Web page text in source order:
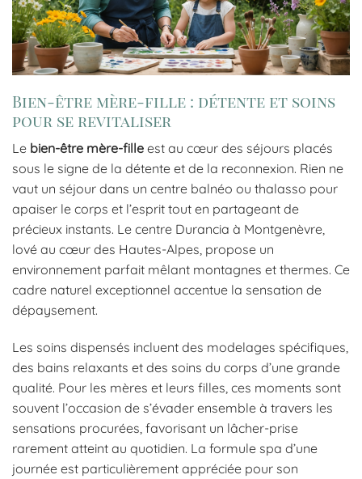
Bien-être mère-fille : détente et soins
pour se revitaliser
Le bien-être mère-fille est au cœur des séjours placés
sous le signe de la détente et de la reconnexion. Rien ne
vaut un séjour dans un centre balnéo ou thalasso pour
apaiser le corps et l’esprit tout en partageant de
précieux instants. Le centre Durancia à Montgenèvre,
lové au cœur des Hautes-Alpes, propose un
environnement parfait mêlant montagnes et thermes. Ce
cadre naturel exceptionnel accentue la sensation de
dépaysement.
Les soins dispensés incluent des modelages spécifiques,
des bains relaxants et des soins du corps d’une grande
qualité. Pour les mères et leurs filles, ces moments sont
souvent l’occasion de s’évader ensemble à travers les
sensations procurées, favorisant un lâcher-prise
rarement atteint au quotidien. La formule spa d’une
journée est particulièrement appréciée pour son